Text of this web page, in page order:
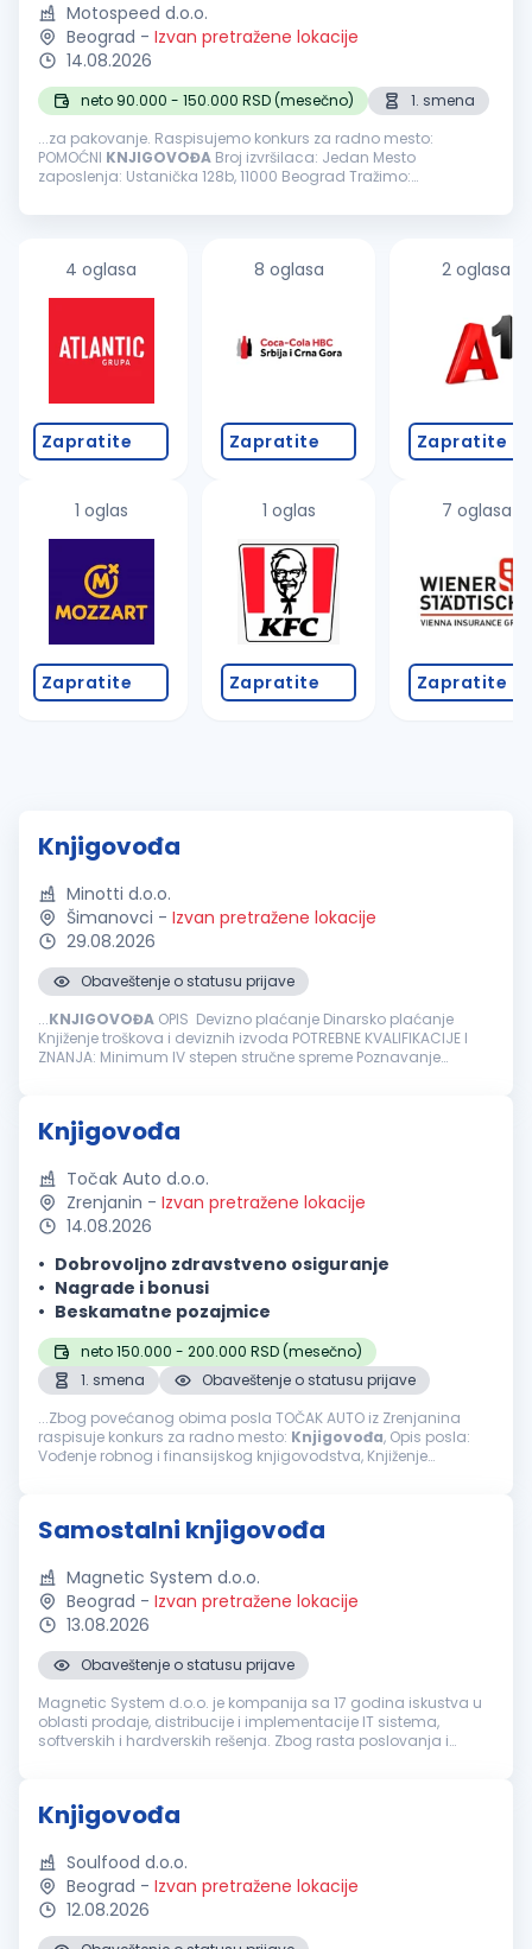
Motospeed d.o.o.
Beograd - Izvan pretražene lokacije
14.08.2026
neto 90.000 - 150.000 RSD (mesečno)
1. smena
...za pakovanje. Raspisujemo konkurs za radno mesto:
POMOĆNI KNJIGOVOĐA Broj izvršilaca: Jedan Mesto
zaposlenja: Ustanička 128b, 11000 Beograd Tražimo:
4 oglasa
Zapratite
1 oglas
Zapratite
8 oglasa
Zapratite
1 oglas
Zapratite
2 oglasa
Zapratite
7 oglasa
Zapratite
Knjigovođa
Minotti d.o.o.
Šimanovci - Izvan pretražene lokacije
29.08.2026
Obaveštenje o statusu prijave
...KNJIGOVOĐA OPIS Devizno plaćanje Dinarsko plaćanje
Knjiženje troškova i deviznih izvoda POTREBNE KVALIFIKACIJE I
ZNANJA: Minimum IV stepen stručne spreme Poznavanje
Knjigovođa
Točak Auto d.o.o.
Zrenjanin - Izvan pretražene lokacije
14.08.2026
Dobrovoljno zdravstveno osiguranje
Nagrade i bonusi
Beskamatne pozajmice
neto 150.000 - 200.000 RSD (mesečno)
1. smena
Obaveštenje o statusu prijave
...Zbog povećanog obima posla TOČAK AUTO iz Zrenjanina
raspisuje konkurs za radno mesto: Knjigovođa, Opis posla:
Vođenje robnog i finansijskog knjigovodstva, Knjiženje
Samostalni knjigovođa
Magnetic System d.o.o.
Beograd - Izvan pretražene lokacije
13.08.2026
Obaveštenje o statusu prijave
Magnetic System d.o.o. je kompanija sa 17 godina iskustva u
oblasti prodaje, distribucije i implementacije IT sistema,
softverskih i hardverskih rešenja. Zbog rasta poslovanja i
Knjigovođa
Soulfood d.o.o.
Beograd - Izvan pretražene lokacije
12.08.2026